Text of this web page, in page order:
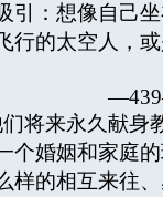
：想像自己
的太空人，或
将来永久献身
婚姻和家庭
的相互来往